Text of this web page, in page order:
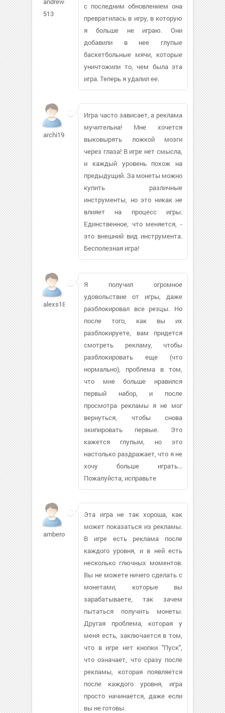
513
с последним обновлением она
превратилась в игру, в которую
я больше не играю. Они
добавили в нее глупые
баскетбольные мячи, которые
уничтожили то, чем была эта
игра. Теперь я удалил ее.
archi1981
Игра часто зависает, а реклама
мучительна! Мне хочется
выковырять ложкой мозги
через глаза! В игре нет смысла,
и каждый уровень похож на
предыдущий. За монеты можно
купить различные
инструменты, но это никак не
влияет на процесс игры.
Единственное, что меняется, -
это внешний вид инструмента.
Бесполезная игра!
alexs18438
Я получил огромное
удовольствие от игры, даже
разблокировал все резцы. Но
после того, как вы их
разблокируете, вам придется
смотреть рекламу, чтобы
разблокировать еще (что
нормально), проблема в том,
что мне больше нравился
первый набор, и после
просмотра рекламы я не мог
вернуться, чтобы снова
экипировать первые. Это
кажется глупым, но это
настолько раздражает, что я не
хочу больше играть...
Пожалуйста, исправьте
amberom454
Эта игра не так хороша, как
может показаться из рекламы.
В игре есть реклама после
каждого уровня, и в ней есть
несколько глючных моментов.
Вы не можете ничего сделать с
монетами, которые вы
зарабатываете, так зачем
пытаться получить монеты.
Другая проблема, которая у
меня есть, заключается в том,
что в игре нет кнопки "Пуск",
что означает, что сразу после
рекламы, которая появляется
после каждого уровня, игра
просто начинается, даже если
вы не готовы.